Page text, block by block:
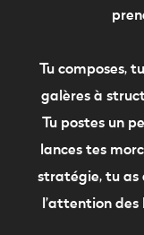
Tu composes,
galères à
Tu postes un
lances tes
stratégie, tu as
l’attention des